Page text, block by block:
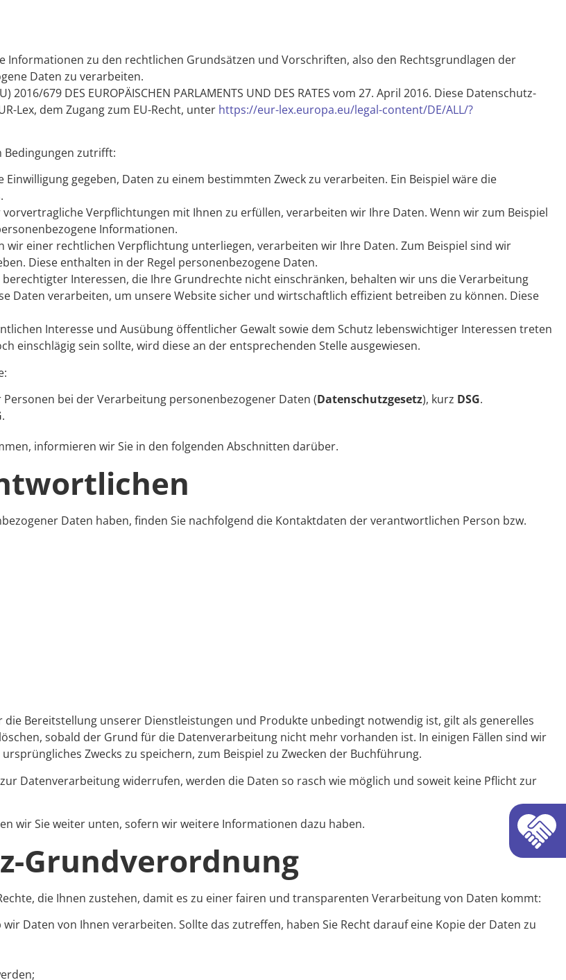
zu den rechtlichen Grundsätzen und Vorschriften, also den Rechtsgrundlagen der
Daten zu verarbeiten.
679 DES EUROPÄISCHEN PARLAMENTS UND DES RATES vom 27. April 2016. Diese Datenschutz-
Lex, dem Zugang zum EU-Recht, unter https://eur-lex.europa.eu/legal-content/DE/ALL/?
Bedingungen zutrifft:
Einwilligung gegeben, Daten zu einem bestimmten Zweck zu verarbeiten. Ein Beispiel wäre die
vorvertragliche Verpflichtungen mit Ihnen zu erfüllen, verarbeiten wir Ihre Daten. Wenn wir zum Beispiel
Informationen.
wir einer rechtlichen Verpflichtung unterliegen, verarbeiten wir Ihre Daten. Zum Beispiel sind wir
Diese enthalten in der Regel personenbezogene Daten.
berechtigter Interessen, die Ihre Grundrechte nicht einschränken, behalten wir uns die Verarbeitung
Daten verarbeiten, um unsere Website sicher und wirtschaftlich effizient betreiben zu können. Diese
Interesse und Ausübung öffentlicher Gewalt sowie dem Schutz lebenswichtiger Interessen treten
einschlägig sein sollte, wird diese an der entsprechenden Stelle ausgewiesen.
bei der Verarbeitung personenbezogener Daten (Datenschutzgesetz), kurz DSG.
.
informieren wir Sie in den folgenden Abschnitten darüber.
Daten haben, finden Sie nachfolgend die Kontaktdaten der verantwortlichen Person bzw.
Bereitstellung unserer Dienstleistungen und Produkte unbedingt notwendig ist, gilt als generelles
sobald der Grund für die Datenverarbeitung nicht mehr vorhanden ist. In einigen Fällen sind wir
Zwecks zu speichern, zum Beispiel zu Zwecken der Buchführung.
Datenverarbeitung widerrufen, werden die Daten so rasch wie möglich und soweit keine Pflicht zur
wir Sie weiter unten, sofern wir weitere Informationen dazu haben.
Grundverordnung
die Ihnen zustehen, damit es zu einer fairen und transparenten Verarbeitung von Daten kommt:
Daten von Ihnen verarbeiten. Sollte das zutreffen, haben Sie Recht darauf eine Kopie der Daten zu